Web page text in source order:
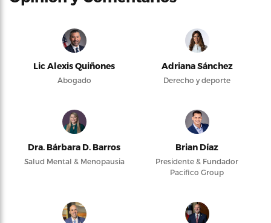
Lic Alexis Quiñones
Abogado
Adriana Sánchez
Derecho y deporte
Dra. Bárbara D. Barros
Salud Mental & Menopausia
Brian Díaz
Presidente & Fundador
Pacifico Group